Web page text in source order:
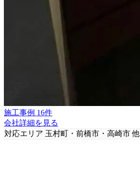
施工事例 16件
会社詳細を見る
対応エリア 玉村町・前橋市・高崎市 他